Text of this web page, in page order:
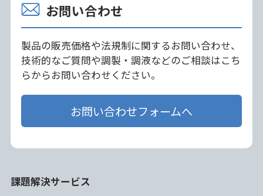
お問い合わせ
製品の販売価格や法規制に関するお問い合わせ、
技術的なご質問や調製・調液などのご相談はこち
らからお問い合わせください。
お問い合わせフォームへ
課題解決サービス